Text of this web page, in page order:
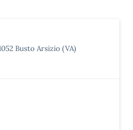
Busto Arsizio (VA)